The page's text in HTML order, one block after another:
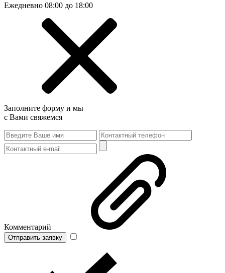
Ежедневно 08:00 до 18:00
Заполните форму и мы
с Вами свяжемся
Комментарий
Отправить заявку